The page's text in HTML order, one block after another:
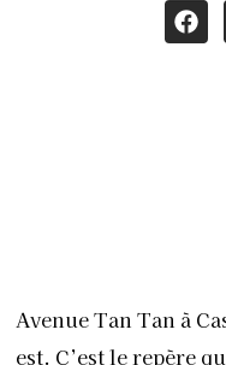
Avenue Tan Tan à
est. C’est le repère